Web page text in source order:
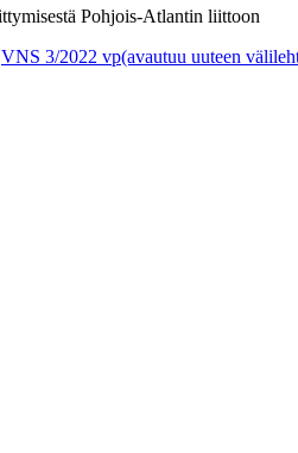
Pohjois-Atlantin liittoon
VNS 3/2022 vp(avautuu uuteen